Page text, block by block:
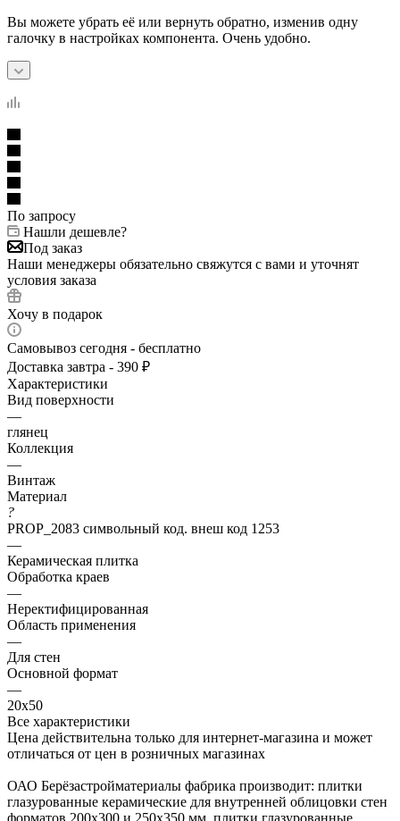
Вы можете убрать её или вернуть обратно, изменив одну
галочку в настройках компонента. Очень удобно.
По запросу
Нашли дешевле?
Под заказ
Наши менеджеры обязательно свяжутся с вами и уточнят
условия заказа
Хочу в подарок
Самовывоз сегодня - бесплатно
Доставка завтра - 390 ₽
Характеристики
Вид поверхности
—
глянец
Коллекция
—
Винтаж
Материал
?
PROP_2083 символьный код. внеш код 1253
—
Керамическая плитка
Обработка краев
—
Неректифицированная
Область применения
—
Для стен
Основной формат
—
20х50
Все характеристики
Цена действительна только для интернет-магазина и может
отличаться от цен в розничных магазинах
ОАО Берёзастройматериалы фабрика производит: плитки
глазурованные керамические для внутренней облицовки стен
форматов 200х300 и 250х350 мм, плитки глазурованные